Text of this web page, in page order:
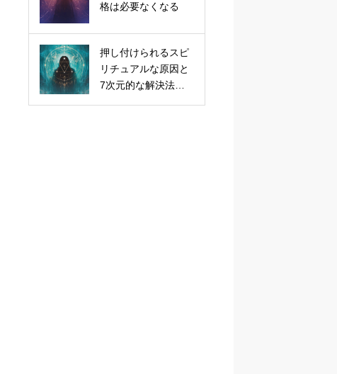
格は必要なくなる
押し付けられるスピ
リチュアルな原因と
7次元的な解決法！5